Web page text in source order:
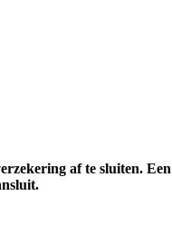
af te sluiten. Een